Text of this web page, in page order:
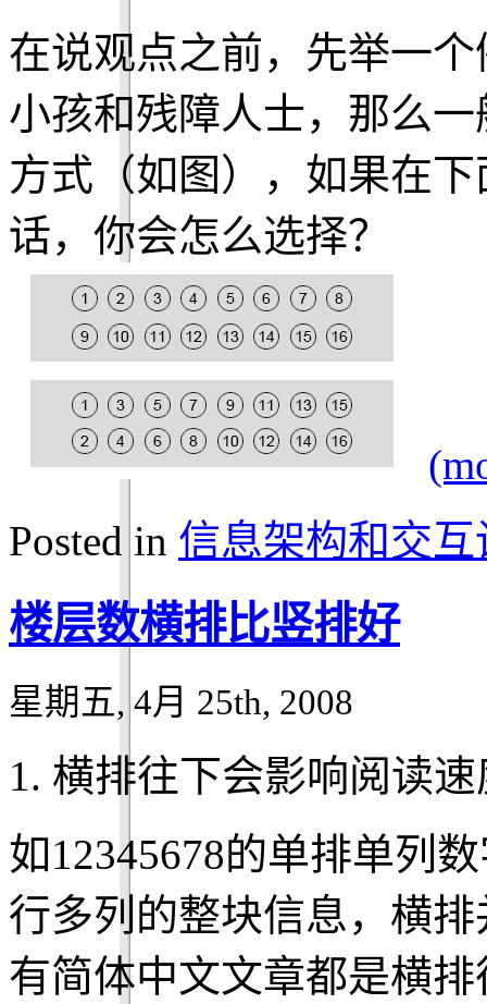
在说观点之前，先举一
小孩和残障人士，那么
方式（如图），如果在
话，你会怎么选择？
Posted in 信息架构和交互
楼层数横排比竖排好
星期五, 4月 25th, 2008
1. 横排往下会影响阅读
如12345678的单排单列
行多列的整块信息，横
有简体中文文章都是横